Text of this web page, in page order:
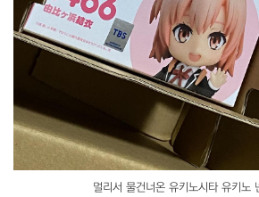
멀리서 물건너온 유키노시타 유키노